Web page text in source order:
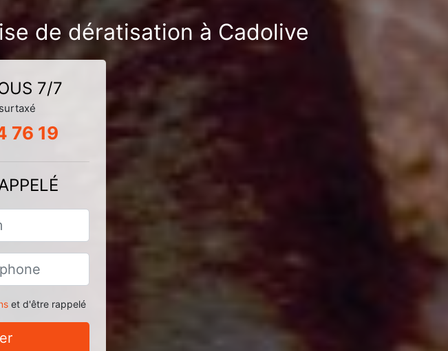
de dératisation à Cadolive
7/7
76 19
et d'être rappelé